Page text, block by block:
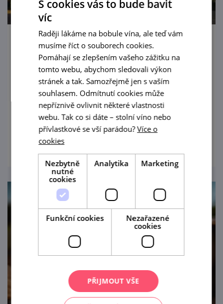
Vinobraní na Sonberku & Cimballica
17. 9. '21
Letošní oslava sonberského vinobraní,
společně s představením ročníku 2020 se
chystá na pátek 17. září. Můžete si vyhradit
celé odpoledne a dívat se pod ruce
vinohradníkovi i sklepmistrovi, nebo dorazit
prohlédnout
S cookies vás to bude bavit
víc
Raději lákáme na bobule vína, ale teď vám
musíme říct o souborech cookies.
Pomáhají se zlepšením vašeho zážitku na
tomto webu, abychom sledovali výkon
stránek a tak. Samozřejmě jen s vaším
souhlasem. Odmítnutí cookies může
nepříznivě ovlivnit některé vlastnosti
webu. Tak co si dáte – stolní víno nebo
přívlastkové se vší parádou?Více o
cookies
Nezbytně
nutné
cookies
Analytika Marketing
Funkční cookies
Nezařazené
cookies
PŘIJMOUT VŠE